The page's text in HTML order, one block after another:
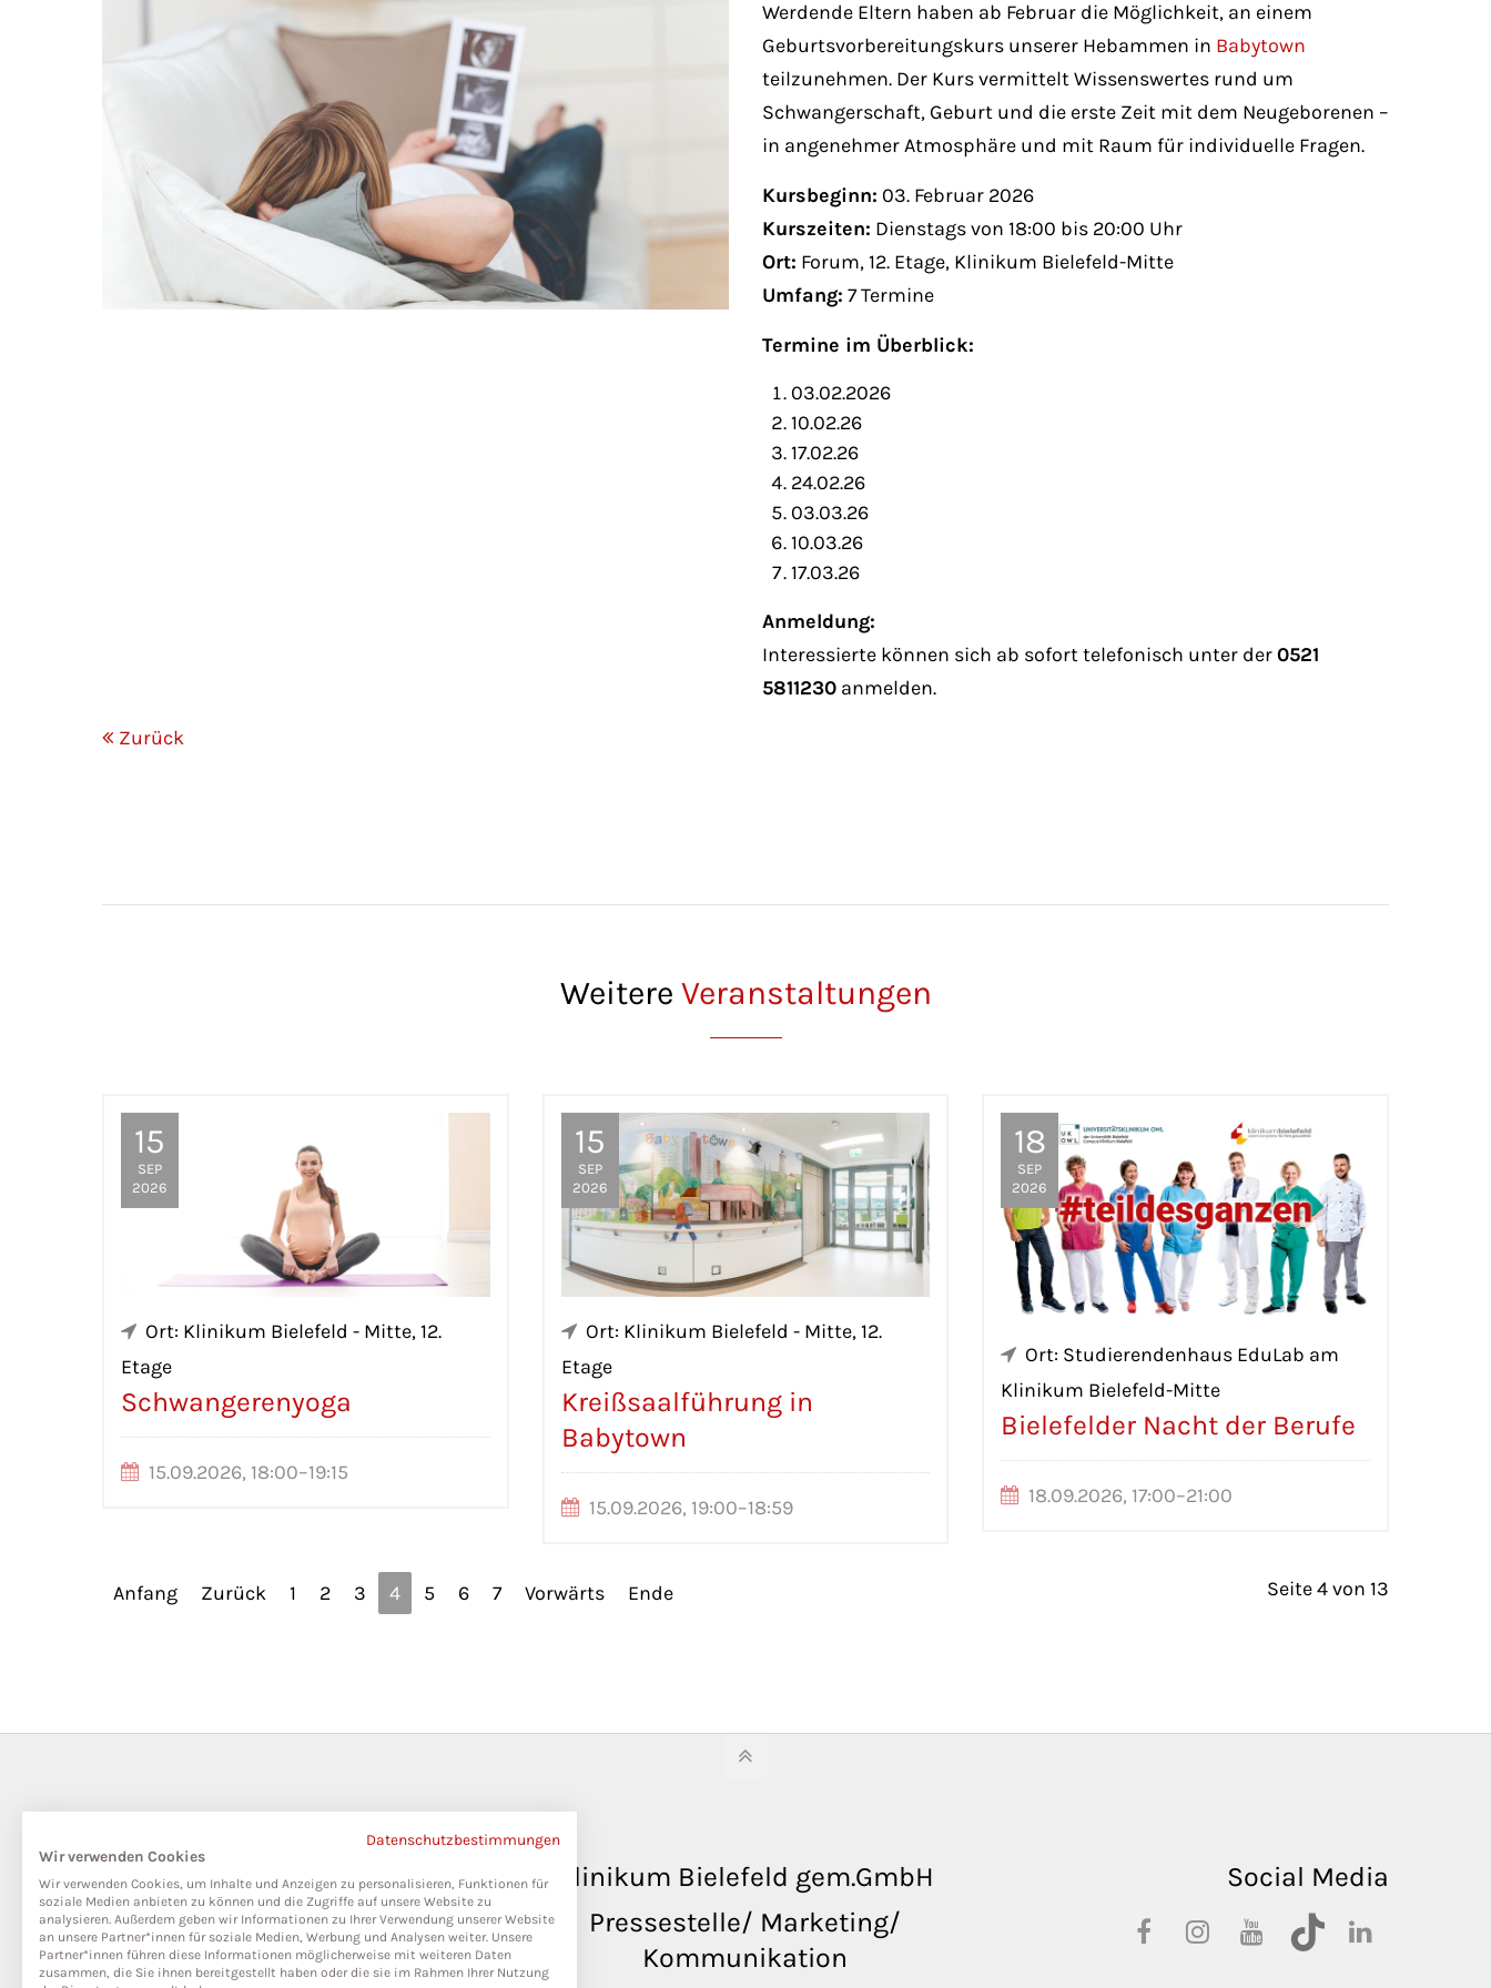
Mon - Fri 8:00am - 5:00pm
(GMT +1)
Werdende Eltern haben ab Februar die Möglichkeit, an einem
Geburtsvorbereitungskurs unserer Hebammen in Babytown
teilzunehmen. Der Kurs vermittelt Wissenswertes rund um
Schwangerschaft, Geburt und die erste Zeit mit dem Neugeborenen –
in angenehmer Atmosphäre und mit Raum für individuelle Fragen.
Kursbeginn: 03. Februar 2026
Kurszeiten: Dienstags von 18:00 bis 20:00 Uhr
Ort: Forum, 12. Etage, Klinikum Bielefeld-Mitte
Umfang: 7 Termine
Termine im Überblick:
03.02.2026
10.02.26
17.02.26
24.02.26
03.03.26
10.03.26
17.03.26
Anmeldung:
Interessierte können sich ab sofort telefonisch unter der0521
5811230 anmelden.
Zurück
Weitere Veranstaltungen
15
SEP
2026
Ort: Klinikum Bielefeld - Mitte, 12.
Etage
Schwangerenyoga
15.09.2026, 18:00–19:15
15
SEP
2026
Ort: Klinikum Bielefeld - Mitte, 12.
Etage
Kreißsaalführung in
Babytown
15.09.2026, 19:00–18:59
18
SEP
2026
Ort: Studierendenhaus EduLab am
Klinikum Bielefeld-Mitte
Bielefelder Nacht der Berufe
18.09.2026, 17:00–21:00
Seite 4 von 13
Anfang Zurück 1 2 3 4 5 6 7 Vorwärts Ende
Klinikum Bielefeld gem.GmbH
Pressestelle/ Marketing/
Kommunikation
Social Media
Datenschutzbestimmungen
Wir verwenden Cookies
Wir verwenden Cookies, um Inhalte und Anzeigen zu personalisieren, Funktionen für
soziale Medien anbieten zu können und die Zugriffe auf unsere Website zu
analysieren. Außerdem geben wir Informationen zu Ihrer Verwendung unserer Website
an unsere Partner*innen für soziale Medien, Werbung und Analysen weiter. Unsere
Partner*innen führen diese Informationen möglicherweise mit weiteren Daten
zusammen, die Sie ihnen bereitgestellt haben oder die sie im Rahmen Ihrer Nutzung